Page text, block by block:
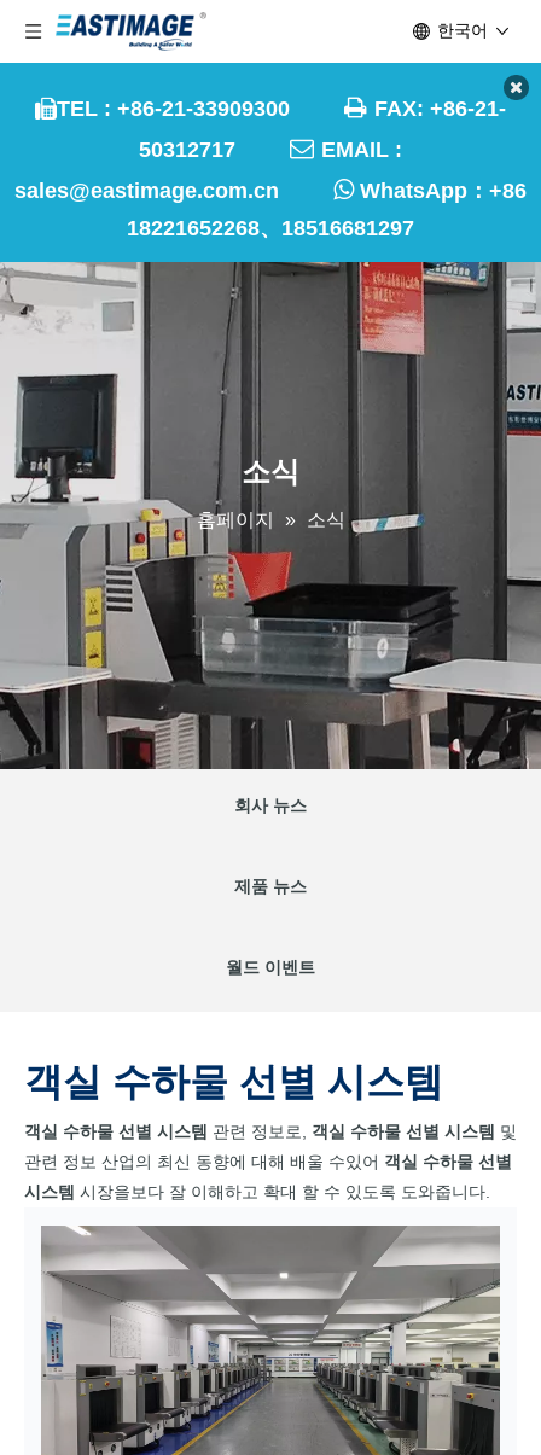
TEL : +86-21-33909300  FAX: +86-21-
50312717  EMAIL :
sales@eastimage.com.cn
WhatsApp： +86
18221652268、18516681297
한국어
소식
홈페이지 » 소식
회사 뉴스
제품 뉴스
월드 이벤트
객실 수하물 선별 시스템
객실 수하물 선별 시스템 관련 정보로, 객실 수하물 선별 시스템 및
관련 정보 산업의 최신 동향에 대해 배울 수있어 객실 수하물 선별
시스템 시장을보다 잘 이해하고 확대 할 수 있도록 도와줍니다.